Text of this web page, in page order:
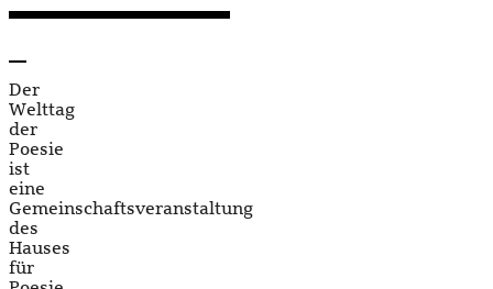
Der
Welttag
der
Poesie
ist
eine
Gemeinschaftsveranstaltung
des
Hauses
für